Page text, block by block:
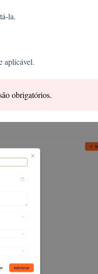
la.
aplicável.
obrigatórios.